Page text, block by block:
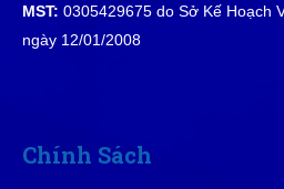
ÁH
Ánh Hồng
MST: 0305429675 do Sở Kế Hoạch
ngày 12/01/2008
Chính Sách